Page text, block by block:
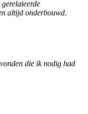
altijd onderbouwd.
die ik nodig had